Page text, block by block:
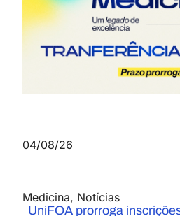
04/08/26
Medicina, Notícias
UniFOA prorroga